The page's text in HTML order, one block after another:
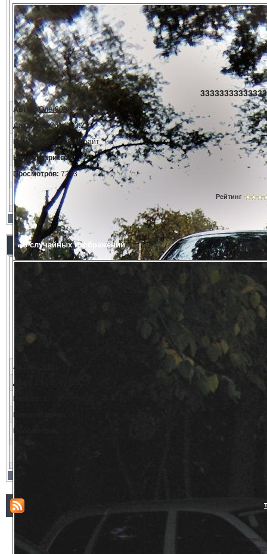
Автор: Олег808
Дата: 11.3.2014, 23:21
Размер:
166.68 килобайт
Комментариев:0
Просмотров: 7233
Рейтинг
5 случайных изображений
Автор:
Дата:
Powered